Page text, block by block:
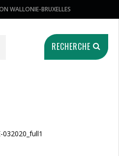
WALLONIE-BRUXELLES
RECHERCHE
032020_full1